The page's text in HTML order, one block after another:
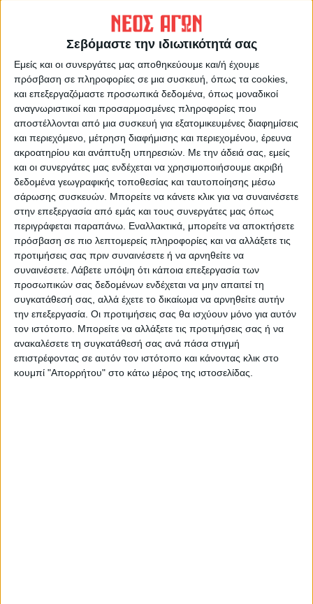
Σεβόμαστε την ιδιωτικότητά σας
Εμείς και οι συνεργάτες μας αποθηκεύουμε και/ή έχουμε
πρόσβαση σε πληροφορίες σε μια συσκευή, όπως τα cookies,
και επεξεργαζόμαστε προσωπικά δεδομένα, όπως μοναδικοί
αναγνωριστικοί και προσαρμοσμένες πληροφορίες που
αποστέλλονται από μια συσκευή για εξατομικευμένες διαφημίσεις
και περιεχόμενο, μέτρηση διαφήμισης και περιεχομένου, έρευνα
ακροατηρίου και ανάπτυξη υπηρεσιών. Με την άδειά σας, εμείς
και οι συνεργάτες μας ενδέχεται να χρησιμοποιήσουμε ακριβή
δεδομένα γεωγραφικής τοποθεσίας και ταυτοποίησης μέσω
σάρωσης συσκευών. Μπορείτε να κάνετε κλικ για να συναινέσετε
στην επεξεργασία από εμάς και τους συνεργάτες μας όπως
περιγράφεται παραπάνω. Εναλλακτικά, μπορείτε να αποκτήσετε
πρόσβαση σε πιο λεπτομερείς πληροφορίες και να αλλάξετε τις
προτιμήσεις σας πριν συναινέσετε ή να αρνηθείτε να
συναινέσετε. Λάβετε υπόψη ότι κάποια επεξεργασία των
προσωπικών σας δεδομένων ενδέχεται να μην απαιτεί τη
συγκατάθεσή σας, αλλά έχετε το δικαίωμα να αρνηθείτε αυτήν
την επεξεργασία. Οι προτιμήσεις σας θα ισχύουν μόνο για αυτόν
τον ιστότοπο. Μπορείτε να αλλάξετε τις προτιμήσεις σας ή να
ανακαλέσετε τη συγκατάθεσή σας ανά πάσα στιγμή
επιστρέφοντας σε αυτόν τον ιστότοπο και κάνοντας κλικ στο
κουμπί "Απορρήτου" στο κάτω μέρος της ιστοσελίδας.
Όλες οι εξελίξεις στην περιοχή της
Καρδίτσας και ευρύτερα της Θεσσαλίας
ΠΡΟΗΓΟΥΜΕΝΟ ΑΡΘΡΟ
Αρκετά χώρισαν τον κόσμο
για να κάνουν το κομμάτι
τους...
ΕΠΟΜΕΝΟ ΑΡΘΡΟ
Παρουσιάστηκε στην
Καρδίτσα η εργαλειοθήκη
της Unicef
ΝΕΟΣ ΑΓΩΝ
https://neosagon.gr
Η Αρχαιότερη Καθημερινή Πρωινή Εφημερίδα της Καρδίτσας